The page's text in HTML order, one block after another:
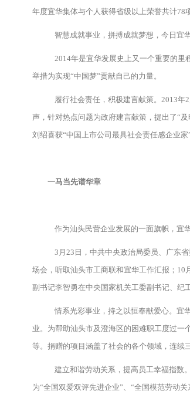
年度宜华集体与个人获得省级以上荣誉共计78
智慧成就事业，拼搏成就梦想，今日宜
2014年是宜华发展史上又一个重要的里
举措为实现“中国梦”贡献自己的力量。
履行社会责任，积极建言献策。2013年
声，针对热点问题为政府建言献策，提出了“
刘绍喜获“中国上市公司最具社会责任感企业
一马当先谱华章
作为汕头民营企业发展的一面旗帜，宜
3月23日，中共中央政治局委员、广东
场会，听取汕头市工商联和宜华工作汇报；
副书记李智勇在中央国家机关工委副书记、
情系光彩事业，持之以恒奉献爱心。宜
业。为帮助汕头市及澄海区的困难职工度过一
等。捐赠的项目涵盖了社会的各个领域，连续
建立和谐劳动关系，提高员工幸福指数
为“全国双爱双评先进企业”、“全国模范劳动关